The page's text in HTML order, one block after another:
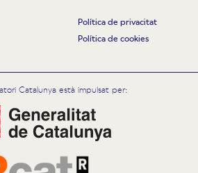
Política de privacitat
Política de cookies
Catalunya està impulsat per: